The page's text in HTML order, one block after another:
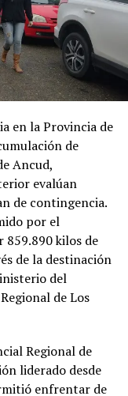
en la Provincia de
de
Ancud,
evalúan
de contingencia.
por el
859.890 kilos de
de la destinación
del
de Los
Regional de
liderado desde
enfrentar de